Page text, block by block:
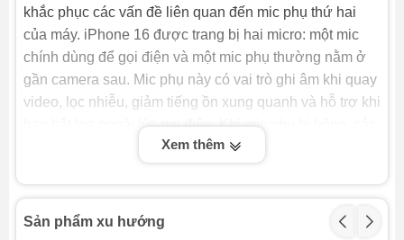
khắc phục các vấn đề liên quan đến mic phụ thứ hai
của máy. iPhone 16 được trang bị hai micro: một mic
chính dùng để gọi điện và một mic phụ thường nằm ở
gần camera sau. Mic phụ này có vai trò ghi âm khi quay
video, lọc nhiễu, giảm tiếng ồn xung quanh và hỗ trợ khi
bạn bật loa ngoài lúc gọi điện. Khi mic phụ bị hỏng, các
chức năng này sẽ bị ảnh hưởng, gây khó chịu cho
lượng âm thanh, nên khi nó gặp vấn đề, bạn cần tìm
Xem thêm
Sản phẩm xu hướng